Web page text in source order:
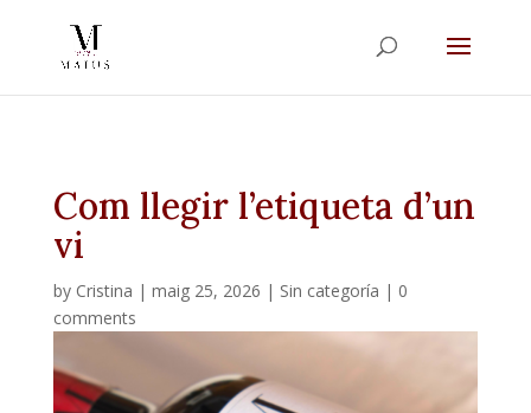
Com llegir l’etiqueta d’un
vi
by Cristina | maig 25, 2026 | Sin categoría | 0
comments